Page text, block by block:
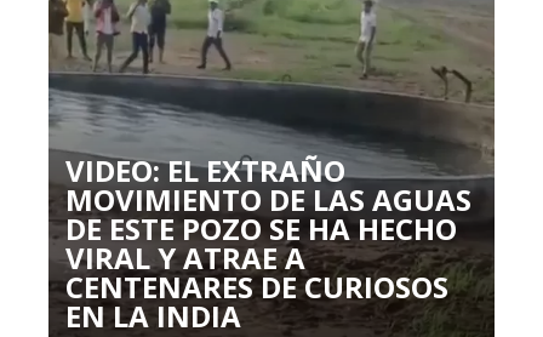
VIDEO: EL EXTRAÑO
MOVIMIENTO DE LAS AGUAS
DE ESTE POZO SE HA HECHO
VIRAL Y ATRAE A
CENTENARES DE CURIOSOS
EN LA INDIA